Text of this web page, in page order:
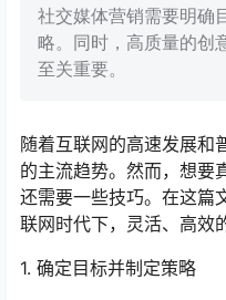
社交媒体营销需要明确
略。同时，高质量的创
至关重要。
随着互联网的高速发展和
的主流趋势。然而，想要
还需要一些技巧。在这篇
联网时代下，灵活、高效
1. 确定目标并制定策略